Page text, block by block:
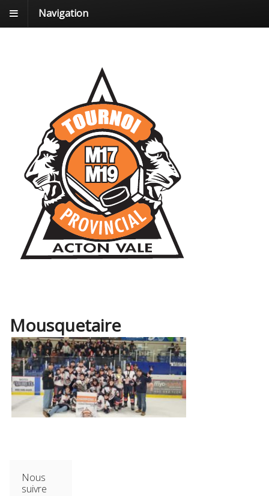
Navigation
Mousquetaire
Nous
suivre